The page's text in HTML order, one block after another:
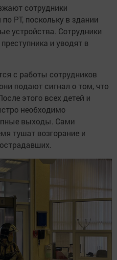
сотрудники
РТ, поскольку в здании
устройства. Сотрудники
и уводят в
с работы сотрудников
подают сигнал о том, что
этого всех детей и
необходимо
выходы. Сами
тушат возгорание и